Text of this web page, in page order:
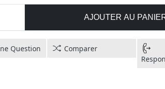
AJOUTER AU
Question
Comparer